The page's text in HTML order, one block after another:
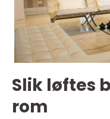
Slik løftes
rom